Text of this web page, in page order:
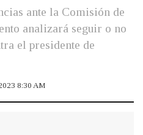
ante la Comisión de
analizará seguir o no
el presidente de
8:30 AM